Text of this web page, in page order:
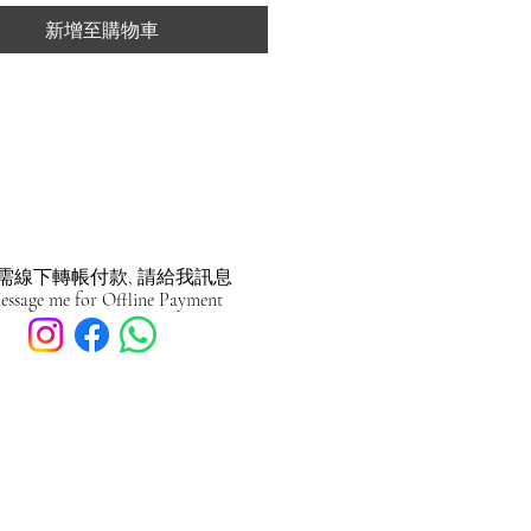
新增至購物車
線下轉帳付款, 請給我訊息
me for Offline Payment